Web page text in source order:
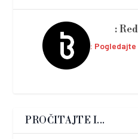
Pogledajte
PROČITAJTE I...